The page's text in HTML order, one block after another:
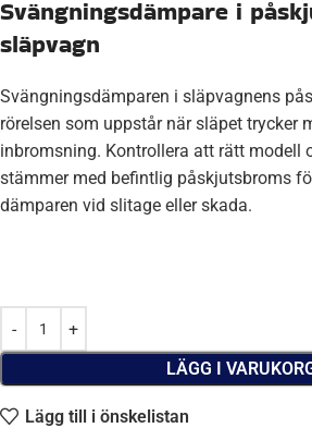
Svängningsdämpare i
släpvagn
Svängningsdämparen i släpvagnens
rörelsen som uppstår när släpet trycker
inbromsning. Kontrollera att rätt modell
stämmer med befintlig påskjutsbroms
dämparen vid slitage eller skada.
LÄGG I
Lägg till i önskelistan